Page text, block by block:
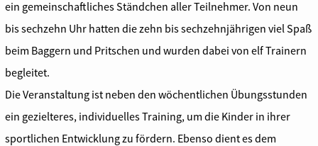
ein gemeinschaftliches Ständchen aller Teilnehmer. Von neun
bis sechzehn Uhr hatten die zehn bis sechzehnjährigen viel Spaß
beim Baggern und Pritschen und wurden dabei von elf Trainern
begleitet.
Die Veranstaltung ist neben den wöchentlichen Übungsstunden
ein gezielteres, individuelles Training, um die Kinder in ihrer
sportlichen Entwicklung zu fördern. Ebenso dient es dem